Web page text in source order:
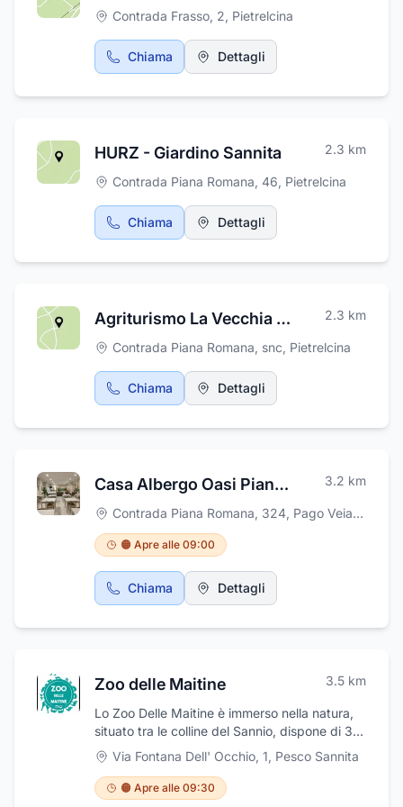
Contrada Frasso, 2, Pietrelcina
Chiama Dettagli
HURZ - Giardino Sannita 2.3 km
Contrada Piana Romana, 46, Pietrelcina
Chiama Dettagli
Agriturismo La Vecchia Fattoria 2.3 km
Contrada Piana Romana, snc, Pietrelcina
Chiama Dettagli
Casa Albergo Oasi Piana Romana - Casa di Riposo 3.2 km
Contrada Piana Romana, 324, Pago Veiano
🟠 Apre alle 09:00
Chiama Dettagli
Zoo delle Maitine 3.5 km
Lo Zoo Delle Maitine è immerso nella natura,
situato tra le colline del Sannio, dispone di 31
reparti all'interno dei quali ospita circa 70
specie per un totale di oltre 400 animali. E'
facilmente raggiungibile grazie alla viabilità di
recente rinnovamento; inoltre è presente un
Via Fontana Dell' Occhio, 1, Pesco Sannita
🟠 Apre alle 09:30